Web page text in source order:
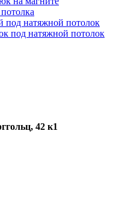
натяжной потолок
натяжной потолок
42 к1